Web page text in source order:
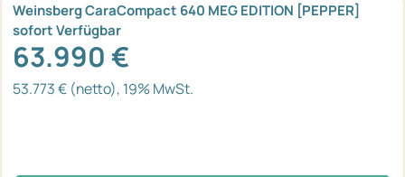
Weinsberg CaraCompact 640 MEG EDITION [PEPPER]
sofort Verfügbar
63.990 €
53.773 € (netto), 19% MwSt.